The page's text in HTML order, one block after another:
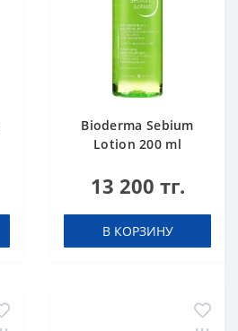
Bioderma Sebium
Lotion 200 ml
13 200 тг.
В КОРЗИНУ